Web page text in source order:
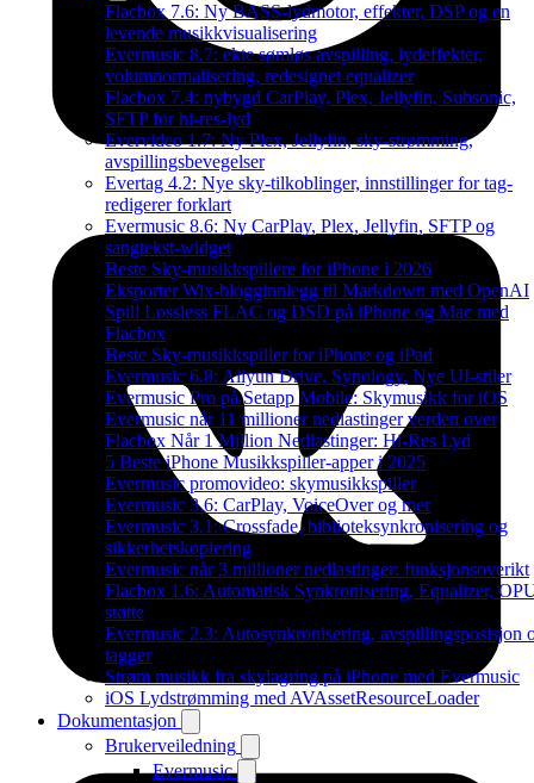
Flacbox 7.6: Ny BASS-lydmotor, effekter, DSP og en
levende musikkvisualisering
Evermusic 8.7: ekte sømløs avspilling, lydeffekter,
volumnormalisering, redesignet equalizer
Flacbox 7.4: nybygd CarPlay, Plex, Jellyfin, Subsonic,
SFTP for hi-res-lyd
Evervideo 1.7: Ny Plex, Jellyfin, sky-strømming,
avspillingsbevegelser
Evertag 4.2: Nye sky-tilkoblinger, innstillinger for tag-
redigerer forklart
Evermusic 8.6: Ny CarPlay, Plex, Jellyfin, SFTP og
sangtekst-widget
Beste Sky-musikkspillere for iPhone i 2026
Eksporter Wix-blogginnlegg til Markdown med OpenAI
Spill Lossless FLAC og DSD på iPhone og Mac med
Flacbox
Beste Sky-musikkspiller for iPhone og iPad
Evermusic 6.8: Aliyun Drive, Synology, Nye UI-stiler
Evermusic Pro på Setapp Mobile: Skymusikk for iOS
Evermusic når 11 millioner nedlastinger verden over
Flacbox Når 1 Million Nedlastinger: Hi-Res Lyd
5 Beste iPhone Musikkspiller-apper i 2025
Evermusic promovideo: skymusikkspiller
Evermusic 3.6: CarPlay, VoiceOver og mer
Evermusic 3.1: Crossfade, biblioteksynkronisering og
sikkerhetskopiering
Evermusic når 3 millioner nedlastinger: funksjonsoverikt
Flacbox 1.6: Automatisk Synkronisering, Equalizer,
støtte
Evermusic 2.3: Autosynkronisering, avspillingsposisjon
tagger
Strøm musikk fra skylagring på iPhone med Evermusic
iOS Lydstrømming med AVAssetResourceLoader
Dokumentasjon
Brukerveiledning
Evermusic